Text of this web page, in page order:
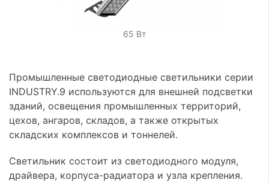
65 Вт
Промышленные светодиодные светильники серии
INDUSTRY.9 используются для внешней подсветки
зданий, освещения промышленных территорий,
цехов, ангаров, складов, а также открытых
складских комплексов и тоннелей.
Светильник состоит из светодиодного модуля,
драйвера, корпуса-радиатора и узла крепления.